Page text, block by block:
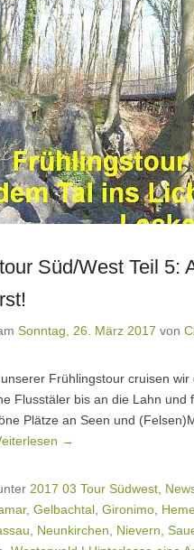
Süd/West Teil 5:
Sonntag, 26. März 2017 von
Frühlingstour cruisen
Flusstäler bis an die Lahn
Plätze an Seen und
→
2017 03 Tour Südwest
, Gelbachtal Gironimo
Neunkirchen Nievern